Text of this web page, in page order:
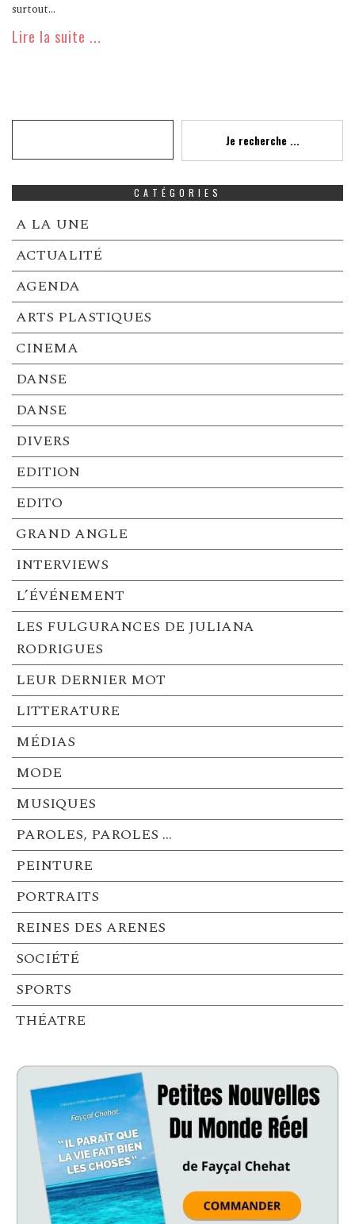
surtout...
Lire la suite ...
Je recherche ...
CATÉGORIES
A LA UNE
ACTUALITÉ
AGENDA
ARTS PLASTIQUES
CINEMA
DANSE
DANSE
DIVERS
EDITION
EDITO
GRAND ANGLE
INTERVIEWS
L’ÉVÉNEMENT
LES FULGURANCES DE JULIANA
RODRIGUES
LEUR DERNIER MOT
LITTERATURE
MÉDIAS
MODE
MUSIQUES
PAROLES, PAROLES …
PEINTURE
PORTRAITS
REINES DES ARENES
SOCIÉTÉ
SPORTS
THÉATRE